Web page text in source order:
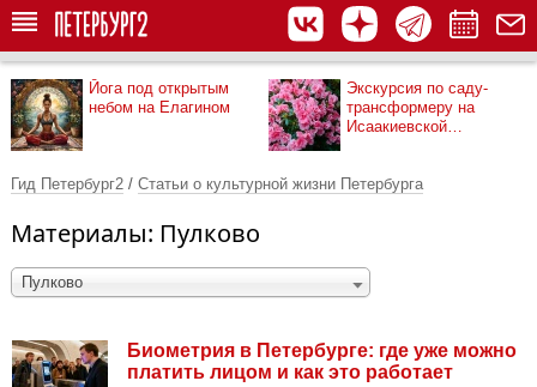
Йога под открытым
небом на Елагином
Экскурсия по саду-
трансформеру на
Исаакиевской
Гид Петербург2 / Статьи о культурной жизни Петербурга
Материалы: Пулково
Пулково
Биометрия в Петербурге: где уже можно
платить лицом и как это работает